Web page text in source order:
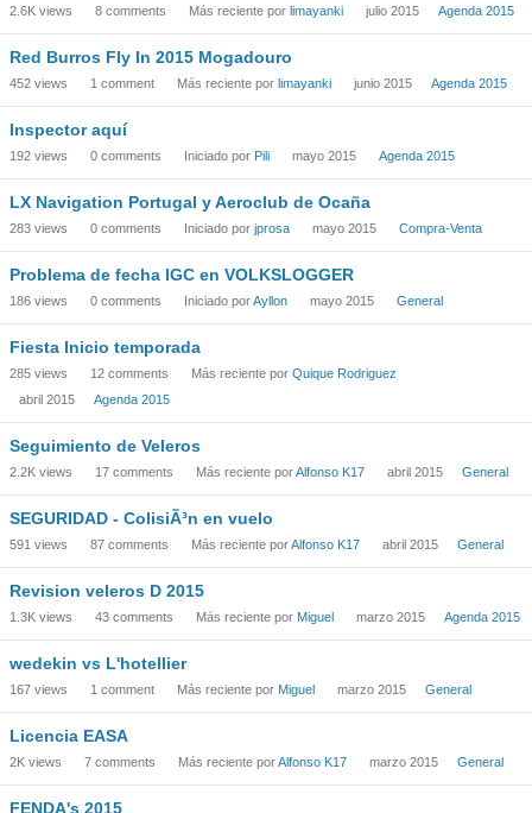
2.6K views 8 comments Más reciente por limayanki julio 2015 Agenda 2015
Red Burros Fly In 2015 Mogadouro
452 views 1 comment Más reciente por limayanki junio 2015 Agenda 2015
Inspector aquí
192 views 0 comments Iniciado por Pili mayo 2015 Agenda 2015
LX Navigation Portugal y Aeroclub de Ocaña
283 views 0 comments Iniciado por jprosa mayo 2015 Compra-Venta
Problema de fecha IGC en VOLKSLOGGER
186 views 0 comments Iniciado porAyllon mayo 2015 General
Fiesta Inicio temporada
285 views 12 comments Más reciente por Quique Rodriguez
abril 2015
Agenda 2015
Seguimiento de Veleros
2.2K views 17 comments Más reciente porAlfonso K17 abril 2015 General
SEGURIDAD - ColisiÃ³n en vuelo
591 views 87 comments Más reciente porAlfonso K17 abril 2015 General
Revision veleros D 2015
1.3K views 43 comments Más reciente por Miguel marzo 2015 Agenda 2015
wedekin vs L'hotellier
167 views 1 comment Más reciente por Miguel marzo 2015 General
Licencia EASA
2K views 7 comments Más reciente porAlfonso K17 marzo 2015 General
FENDA's 2015